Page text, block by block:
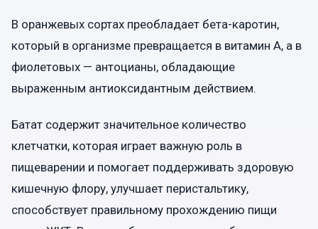
В оранжевых сортах преобладает бета-каротин,
который в организме превращается в витамин A, а в
фиолетовых — антоцианы, обладающие
выраженным антиоксидантным действием.
Батат содержит значительное количество
клетчатки, которая играет важную роль в
пищеварении и помогает поддерживать здоровую
кишечную флору, улучшает перистальтику,
способствует правильному прохождению пищи